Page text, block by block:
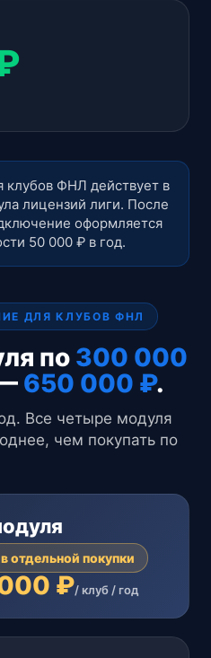
клубов ФНЛ действует в
лицензий лиги. После
оформляется
50 000 ₽ в год.
ДЛЯ КЛУБОВ ФНЛ
по 300 000
650 000 ₽.
Все четыре модуля
чем покупать по
отдельной покупки
₽/ клуб / год